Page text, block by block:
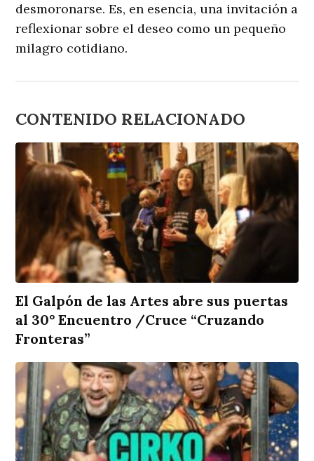
desmoronarse. Es, en esencia, una invitación a
reflexionar sobre el deseo como un pequeño
milagro cotidiano.
CONTENIDO RELACIONADO
El Galpón de las Artes abre sus puertas
al 30° Encuentro /Cruce “Cruzando
Fronteras”